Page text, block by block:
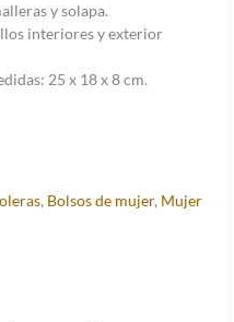
y solapa.
interiores y exterior
25 x 18 x 8 cm.
, Bolsos de mujer, Mujer